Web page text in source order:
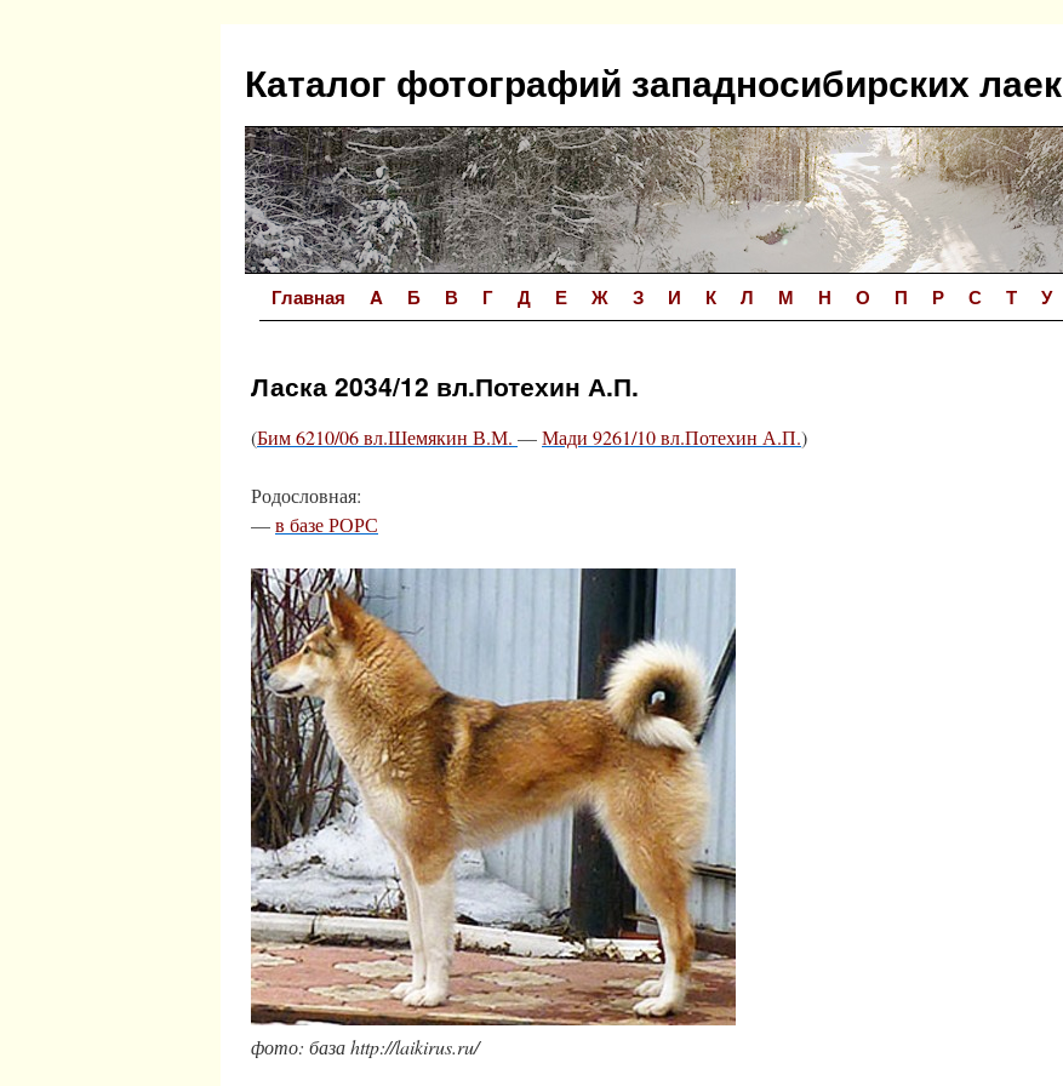
содержимому
Каталог фотографий западносибирских лаек
Главная A Б В Г Д Е Ж З И К Л М Н О П Р С Т У
Ласка 2034/12 вл.Потехин А.П.
(Бим 6210/06 вл.Шемякин В.М. —Мади 9261/10 вл.Потехин А.П.)
Родословная:
—в базе РОРС
фото: база http://laikirus.ru/